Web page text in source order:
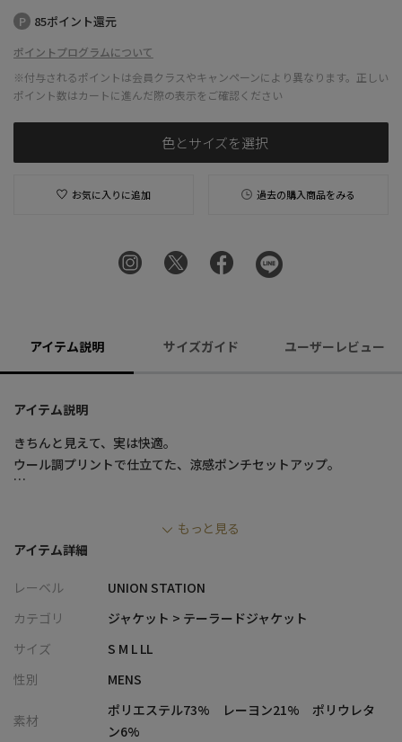
85ポイント還元
ポイントプログラムについて
※付与されるポイントは会員クラスやキャンペーンにより異なります。正しい
ポイント数はカートに進んだ際の表示をご確認ください
色とサイズを選択
お気に入りに追加 過去の購入商品をみる
アイテム説明 サイズガイド ユーザーレビュー
アイテム説明
きちんと見えて、実は快適。
ウール調プリントで仕立てた、涼感ポンチセットアップ。
・ポンチ素材にウール調プリントを施し、布帛ライクな上品な表
情を実現
による高いストレッチ性
・見た目はきれいめながら、カットソーならではの快適な着心地
・ご自宅でケアできるハンドウォッシャブル仕様
・同素材パンツ（M0862FP407）と合わせたセットアップスタイ
もっと見る
アイテム詳細
レーベル
UNION STATION
カテゴリ
ジャケット > テーラードジャケット
サイズ
S M L LL
性別
MENS
素材
ポリエステル73% レーヨン21% ポリウレタ
ン6%